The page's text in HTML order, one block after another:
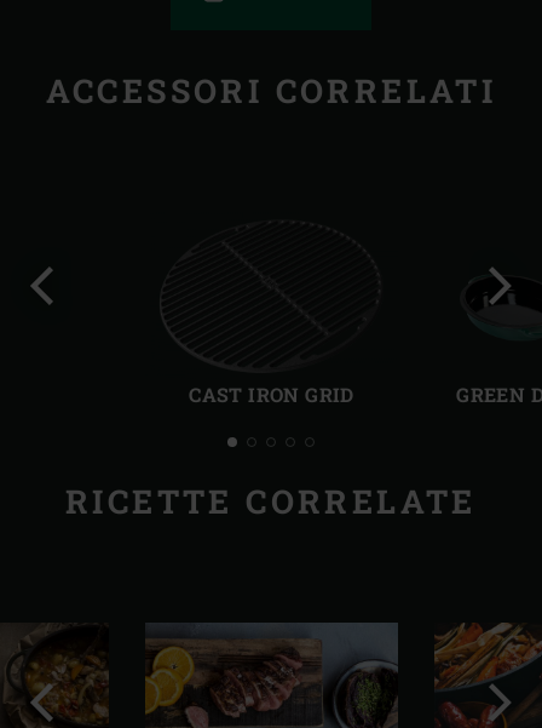
ACCESSORI CORRELATI
CAST IRON GRID GREEN
RICETTE CORRELATE